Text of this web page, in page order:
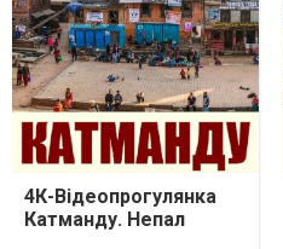
4К-Відеопрогулянка
Катманду. Непал